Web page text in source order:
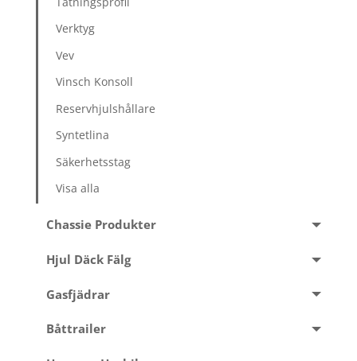
Verktyg
Vev
Vinsch Konsoll
Reservhjulshållare
Syntetlina
Säkerhetsstag
Visa alla
Chassie Produkter
Hjul Däck Fälg
Gasfjädrar
Båttrailer